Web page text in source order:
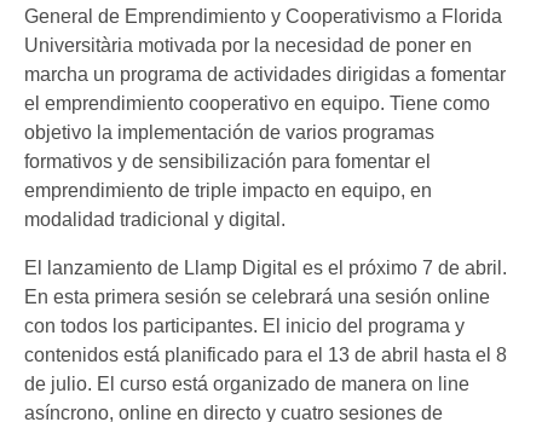
General de Emprendimiento y Cooperativismo a Florida
Universitària motivada por la necesidad de poner en
marcha un programa de actividades dirigidas a fomentar
el emprendimiento cooperativo en equipo. Tiene como
objetivo la implementación de varios programas
formativos y de sensibilización para fomentar el
emprendimiento de triple impacto en equipo, en
modalidad tradicional y digital.
El lanzamiento de Llamp Digital es el próximo 7 de abril.
En esta primera sesión se celebrará una sesión online
con todos los participantes. El inicio del programa y
contenidos está planificado para el 13 de abril hasta el 8
de julio. El curso está organizado de manera on line
asíncrono, online en directo y cuatro sesiones de